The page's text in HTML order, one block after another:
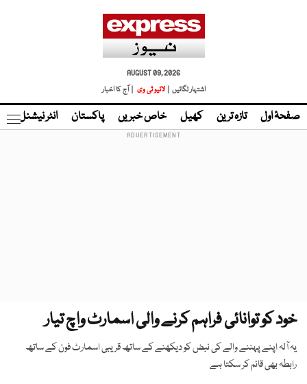
AUGUST 09, 2026
اشتہار لگائیں |
لائیو ٹی وی | آج کا اخبار
صفحۂ اول تازہ ترین کھیل خاص خبریں پاکستان انٹر نیشنل
خود کو توانائی فراہم کرنے والی اسمارٹ واچ تیار
یہ آلہ اپنے پہننے والے کی نبض کو دیکھنے کے ساتھ قریبی اسمارٹ فون کے ساتھ
رابطہ بھی قائم کر سکتا ہے